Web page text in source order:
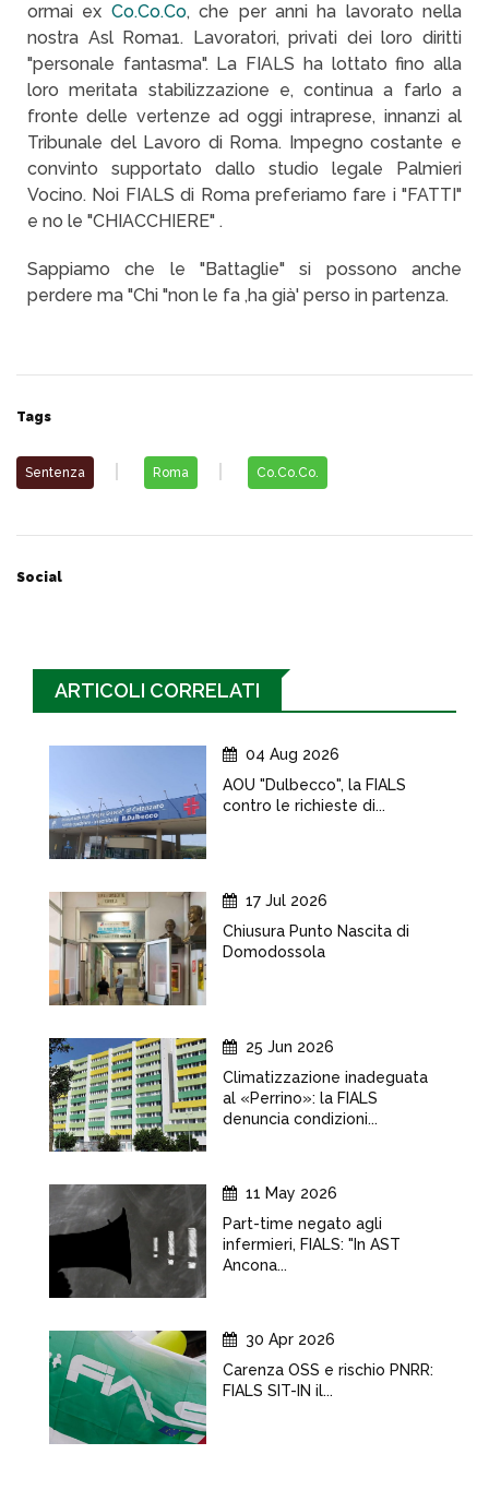
ormai ex Co.Co.Co, che per anni ha lavorato nella
nostra Asl Roma1. Lavoratori, privati dei loro diritti
"personale fantasma". La FIALS ha lottato fino alla
loro meritata stabilizzazione e, continua a farlo a
fronte delle vertenze ad oggi intraprese, innanzi al
Tribunale del Lavoro di Roma. Impegno costante e
convinto supportato dallo studio legale Palmieri
Vocino. Noi FIALS di Roma preferiamo fare i "FATTI"
e no le "CHIACCHIERE" .
Sappiamo che le "Battaglie" si possono anche
perdere ma "Chi "non le fa ,ha già' perso in partenza.
Tags
Sentenza Roma Co.Co.Co.
Social
ARTICOLI CORRELATI
04 Aug 2026
AOU "Dulbecco", la FIALS
contro le richieste di...
17 Jul 2026
Chiusura Punto Nascita di
Domodossola
25 Jun 2026
Climatizzazione inadeguata
al «Perrino»: la FIALS
denuncia condizioni...
11 May 2026
Part-time negato agli
infermieri, FIALS: "In AST
Ancona...
30 Apr 2026
Carenza OSS e rischio PNRR:
FIALS SIT-IN il...